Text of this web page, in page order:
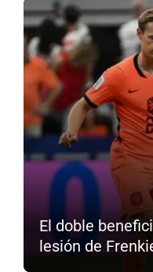
El doble
lesión de